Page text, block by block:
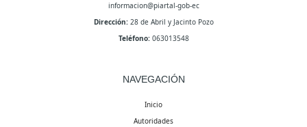
informacion@piartal-gob-ec
Dirección: 28 de Abril y Jacinto Pozo
Teléfono:063013548
NAVEGACIÓN
Inicio
Autoridades